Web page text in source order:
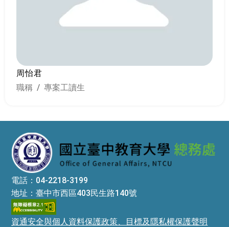
周怡君
職稱 / 專案工讀生
電話：04-2218-3199
地址：臺中市西區403民生路140號
資通安全與個人資料保護政策、目標及隱私權保護聲明